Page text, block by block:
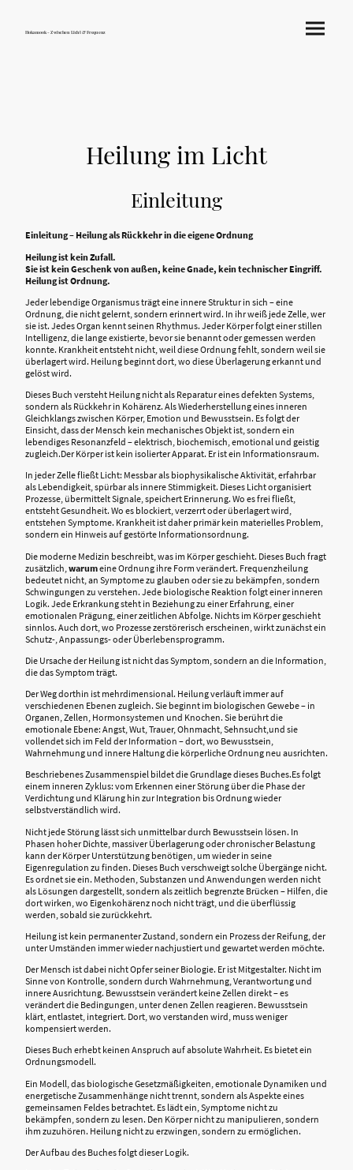
Hokamook - Zwischen Licht & Frequenz
Heilung im Licht
Einleitung
Einleitung – Heilung als Rückkehr in die eigene Ordnung
Heilung ist kein Zufall.
Sie ist kein Geschenk von außen, keine Gnade, kein technischer Eingriff.
Heilung ist Ordnung.
Jeder lebendige Organismus trägt eine innere Struktur in sich – eine
Ordnung, die nicht gelernt, sondern erinnert wird. In ihr weiß jede Zelle, wer
sie ist. Jedes Organ kennt seinen Rhythmus. Jeder Körper folgt einer stillen
Intelligenz, die lange existierte, bevor sie benannt oder gemessen werden
konnte. Krankheit entsteht nicht, weil diese Ordnung fehlt, sondern weil sie
überlagert wird. Heilung beginnt dort, wo diese Überlagerung erkannt und
gelöst wird.
Dieses Buch versteht Heilung nicht als Reparatur eines defekten Systems,
sondern als Rückkehr in Kohärenz. Als Wiederherstellung eines inneren
Gleichklangs zwischen Körper, Emotion und Bewusstsein. Es folgt der
Einsicht, dass der Mensch kein mechanisches Objekt ist, sondern ein
lebendiges Resonanzfeld – elektrisch, biochemisch, emotional und geistig
zugleich.Der Körper ist kein isolierter Apparat. Er ist ein Informationsraum.
In jeder Zelle fließt Licht: Messbar als biophysikalische Aktivität, erfahrbar
als Lebendigkeit, spürbar als innere Stimmigkeit. Dieses Licht organisiert
Prozesse, übermittelt Signale, speichert Erinnerung. Wo es frei fließt,
entsteht Gesundheit. Wo es blockiert, verzerrt oder überlagert wird,
entstehen Symptome. Krankheit ist daher primär kein materielles Problem,
sondern ein Hinweis auf gestörte Informationsordnung.
Die moderne Medizin beschreibt, was im Körper geschieht. Dieses Buch fragt
zusätzlich, warumeine Ordnung ihre Form verändert. Frequenzheilung
bedeutet nicht, an Symptome zu glauben oder sie zu bekämpfen, sondern
Schwingungen zu verstehen. Jede biologische Reaktion folgt einer inneren
Logik. Jede Erkrankung steht in Beziehung zu einer Erfahrung, einer
emotionalen Prägung, einer zeitlichen Abfolge. Nichts im Körper geschieht
sinnlos. Auch dort, wo Prozesse zerstörerisch erscheinen, wirkt zunächst ein
Schutz-, Anpassungs- oder Überlebensprogramm.
Die Ursache der Heilung ist nicht das Symptom, sondern an die Information,
die das Symptom trägt.
Der Weg dorthin ist mehrdimensional. Heilung verläuft immer auf
verschiedenen Ebenen zugleich. Sie beginnt im biologischen Gewebe – in
Organen, Zellen, Hormonsystemen und Knochen. Sie berührt die
emotionale Ebene: Angst, Wut, Trauer, Ohnmacht, Sehnsucht,und sie
vollendet sich im Feld der Information – dort, wo Bewusstsein,
Wahrnehmung und innere Haltung die körperliche Ordnung neu ausrichten.
Beschriebenes Zusammenspiel bildet die Grundlage dieses Buches.Es folgt
einem inneren Zyklus: vom Erkennen einer Störung über die Phase der
Verdichtung und Klärung hin zur Integration bis Ordnung wieder
selbstverständlich wird.
Nicht jede Störung lässt sich unmittelbar durch Bewusstsein lösen. In
Phasen hoher Dichte, massiver Überlagerung oder chronischer Belastung
kann der Körper Unterstützung benötigen, um wieder in seine
Eigenregulation zu finden. Dieses Buch verschweigt solche Übergänge nicht.
Es ordnet sie ein. Methoden, Substanzen und Anwendungen werden nicht
als Lösungen dargestellt, sondern als zeitlich begrenzte Brücken – Hilfen, die
dort wirken, wo Eigenkohärenz noch nicht trägt, und die überflüssig
werden, sobald sie zurückkehrt.
Heilung ist kein permanenter Zustand, sondern ein Prozess der Reifung, der
unter Umständen immer wieder nachjustiert und gewartet werden möchte.
Der Mensch ist dabei nicht Opfer seiner Biologie. Er ist Mitgestalter. Nicht im
Sinne von Kontrolle, sondern durch Wahrnehmung, Verantwortung und
innere Ausrichtung. Bewusstsein verändert keine Zellen direkt – es
verändert die Bedingungen, unter denen Zellen reagieren. Bewusstsein
klärt, entlastet, integriert. Dort, wo verstanden wird, muss weniger
kompensiert werden.
Dieses Buch erhebt keinen Anspruch auf absolute Wahrheit. Es bietet ein
Ordnungsmodell.
Ein Modell, das biologische Gesetzmäßigkeiten, emotionale Dynamiken und
energetische Zusammenhänge nicht trennt, sondern als Aspekte eines
gemeinsamen Feldes betrachtet. Es lädt ein, Symptome nicht zu
bekämpfen, sondern zu lesen. Den Körper nicht zu manipulieren, sondern
ihm zuzuhören. Heilung nicht zu erzwingen, sondern zu ermöglichen.
Der Aufbau des Buches folgt dieser Logik.